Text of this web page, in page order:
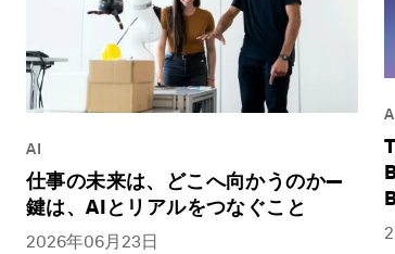
AI
仕事の未来は、どこへ向かうのか―
鍵は、AIとリアルをつなぐこと
2026年06月23日